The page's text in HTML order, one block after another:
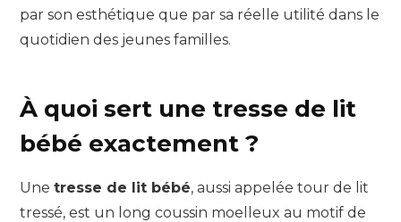
par son esthétique que par sa réelle utilité dans le
quotidien des jeunes familles.
À quoi sert une tresse de lit
bébé exactement ?
Une tresse de lit bébé, aussi appelée tour de lit
tressé, est un long coussin moelleux au motif de